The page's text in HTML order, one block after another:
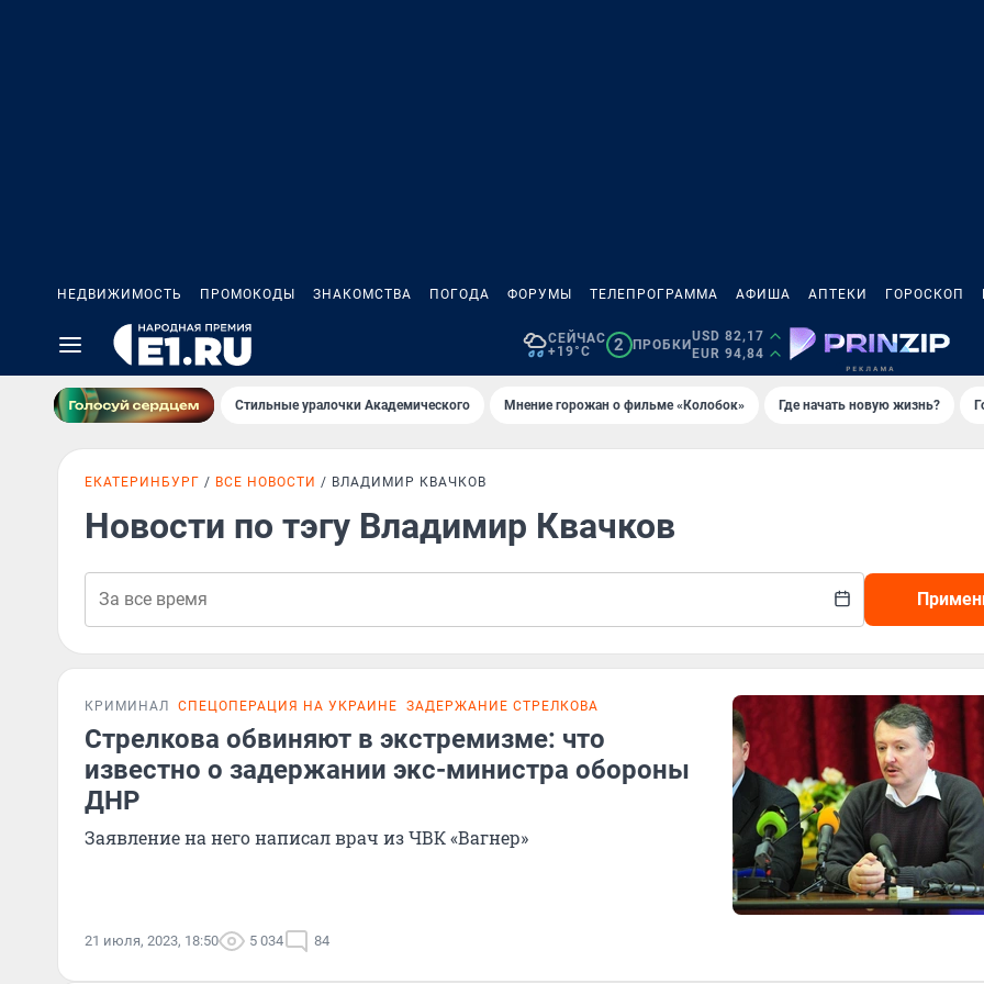
НЕДВИЖИМОСТЬ ПРОМОКОДЫ ЗНАКОМСТВА ПОГОДА ФОРУМЫ ТЕЛЕПРОГРАММА АФИША АПТЕКИ ГОРОСКОП
СЕЙЧАС
+19°C
2 ПРОБКИ
USD 82,17
EUR 94,84
Стильные уралочки Академического Мнение горожан о фильме «Колобок» Где начать новую жизнь?
ЕКАТЕРИНБУРГ ВСЕ НОВОСТИ ВЛАДИМИР КВАЧКОВ
Новости по тэгу Владимир Квачков
КРИМИНАЛ СПЕЦОПЕРАЦИЯ НА УКРАИНЕ ЗАДЕРЖАНИЕ СТРЕЛКОВА
Стрелкова обвиняют в экстремизме: что
известно о задержании экс-министра обороны
ДНР
Заявление на него написал врач из ЧВК «Вагнер»
21 июля, 2023, 18:50 5 034 84